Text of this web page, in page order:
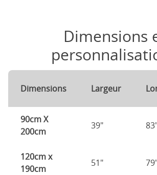
Dimensions
Dimensions Largeur
90cm X
200cm
39"
120cm x
190cm
51"